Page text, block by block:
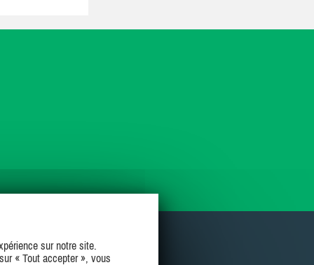
sur notre site.
« Tout accepter », vous